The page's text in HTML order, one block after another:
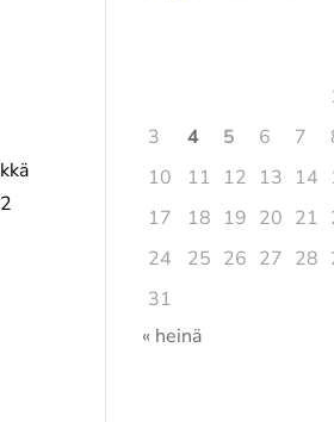
3
4 5 6 7
10
11 12 13 14
17
18 19 20 21
24
25 26 27 28
31
« heinä